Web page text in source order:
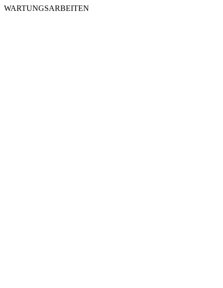
WARTUNGSARBEITEN